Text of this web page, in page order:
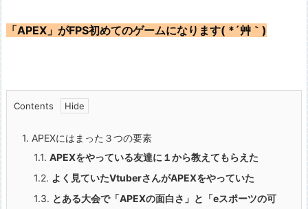
「APEX」がFPS初めてのゲームになります( *´艸｀)
Contents
1. APEXにはまった３つの要素
1.1. APEXをやっている友達に１から教えてもらえた
1.2. よく見ていたVtuberさんがAPEXをやっていた
1.3. とある大会で「APEXの面白さ」と「eスポーツの可